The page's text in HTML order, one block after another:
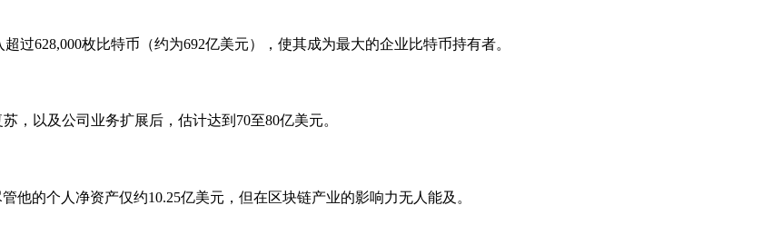
过628,000枚比特币（约为692亿美元），使其成为最大的企业比特币持有者。
，以及公司业务扩展后，估计达到70至80亿美元。
的个人净资产仅约10.25亿美元，但在区块链产业的影响力无人能及。